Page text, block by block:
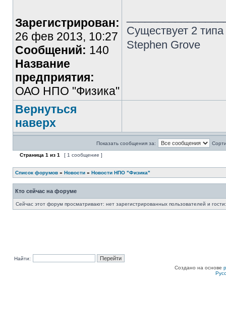
Зарегистрирован:
26 фев 2013, 10:27
Сообщений: 140
Название
предприятия:
ОАО НПО "Физика"
Существует 2
Stephen Grove
Вернуться
наверх
Показать сообщения за:
Страница 1 из 1 [ 1 сообщение ]
Список форумов » Новости » Новости НПО "Физика"
Кто сейчас на форуме
Сейчас этот форум просматривают: нет зарегистрированных пользователей и
Найти:
Создано на основе